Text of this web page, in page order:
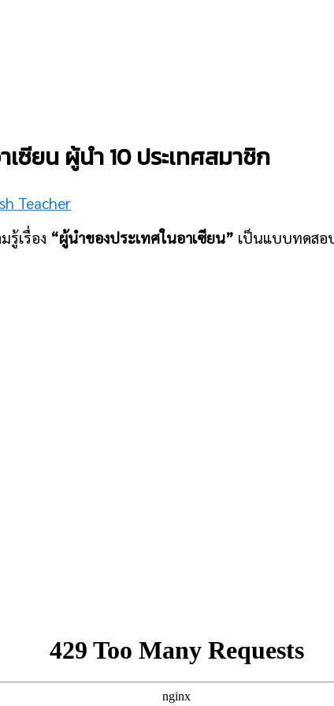
ซียน ผู้นำ 10 ประเทศสมาชิก
Teacher
รู้เรื่อง “ผู้นำของประเทศในอาเซียน” เป็นแบบทดสอ